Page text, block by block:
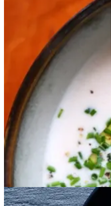
Kold hvid
bønnesuppe
bønnesu
Gem opskrift